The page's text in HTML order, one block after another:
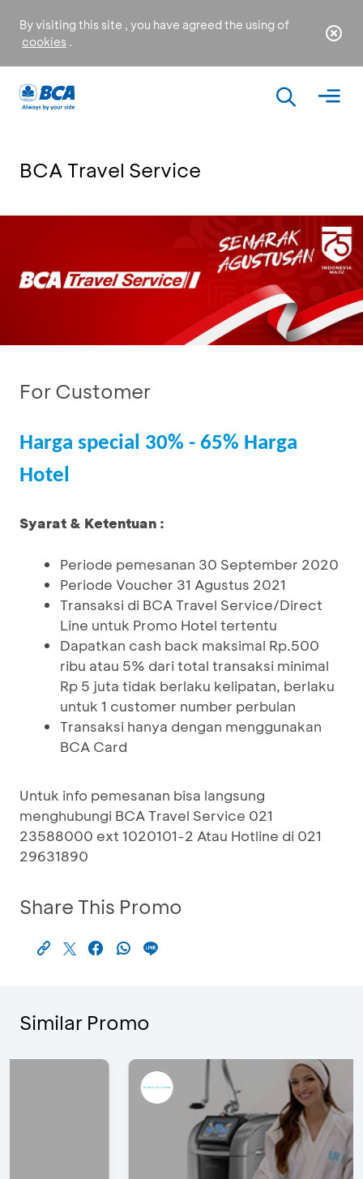
By visiting this site , you have agreed the using of
cookies .
BCA Travel Service
For Customer
Harga special 30% - 65% Harga
Hotel
Syarat & Ketentuan :
Periode pemesanan 30 September 2020
Periode Voucher 31 Agustus 2021
Transaksi di BCA Travel Service/Direct
Line untuk Promo Hotel tertentu
Dapatkan cash back maksimal Rp.500
ribu atau 5% dari total transaksi minimal
Rp 5 juta tidak berlaku kelipatan, berlaku
untuk 1 customer number perbulan
Transaksi hanya dengan menggunakan
BCA Card
Untuk info pemesanan bisa langsung
menghubungi BCA Travel Service 021
23588000 ext 1020101-2 Atau Hotline di 021
29631890
Share This Promo
Similar Promo